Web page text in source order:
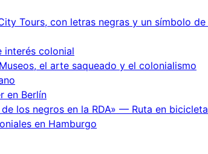
interés colonial
el arte saqueado y el colonialismo
en Berlín
los negros en la RDA» — Ruta en bicicleta
en Hamburgo